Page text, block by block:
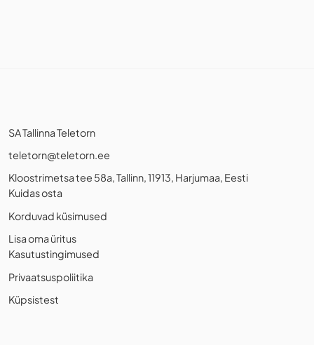
SA Tallinna Teletorn
teletorn@teletorn.ee
Kloostrimetsa tee 58a, Tallinn, 11913, Harjumaa, Eesti
Kuidas osta
Korduvad küsimused
Lisa oma üritus
Kasutustingimused
Privaatsuspoliitika
Küpsistest